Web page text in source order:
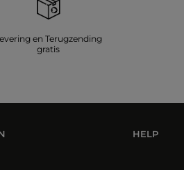
en Terugzending
gratis
HELP